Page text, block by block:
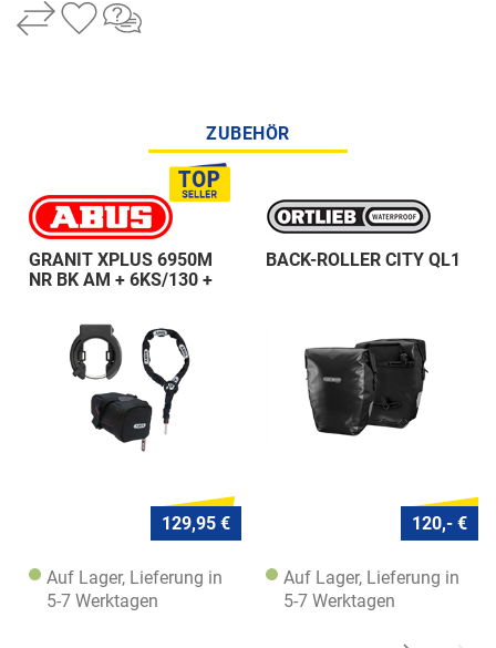
ZUBEHÖR
GRANIT XPLUS 6950M
NR BK AM + 6KS/130 +
129,95 €
Auf Lager, Lieferung in
5-7 Werktagen
BACK-ROLLER CITY QL1
120,- €
Auf Lager, Lieferung in
5-7 Werktagen